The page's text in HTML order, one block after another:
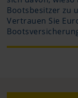
Bootsbesitzer zu
Vertrauen Sie